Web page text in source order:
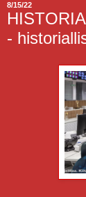
8/15/22
-